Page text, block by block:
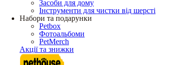
Засоби для дому
Інструменти для чистки від шерсті
Набори та подарунки
Petbox
Фотоальбоми
PetMerch
Акції та знижки